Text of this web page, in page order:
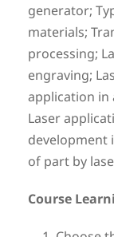
generator;
materials;
processing;
engraving;
application
Laser
development
of part by
Course